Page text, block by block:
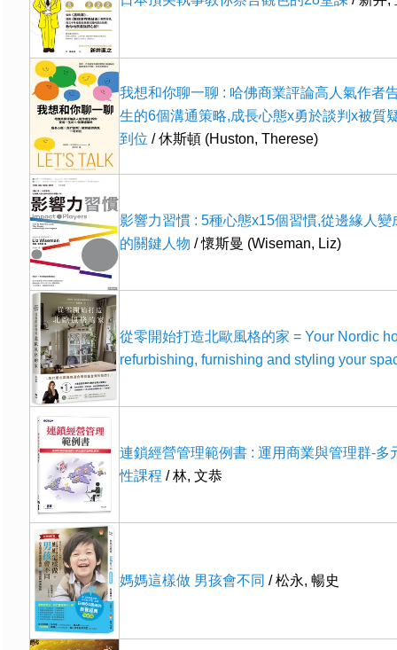
我想和你聊一聊 : 哈佛商業評論高人氣作者
生的6個溝通策略,成長心態x勇於談判x被質
到位 / 休斯頓 (Huston, Therese)
影響力習慣 : 5種心態x15個習慣,從邊緣人變
的關鍵人物 / 懷斯曼 (Wiseman, Liz)
從零開始打造北歐風格的家 = Your Nordic
refurbishing, furnishing and styling your
連鎖經營管理範例書 : 運用商業與管理群-多
性課程 / 林, 文恭
媽媽這樣做 男孩會不同 / 松永, 暢史